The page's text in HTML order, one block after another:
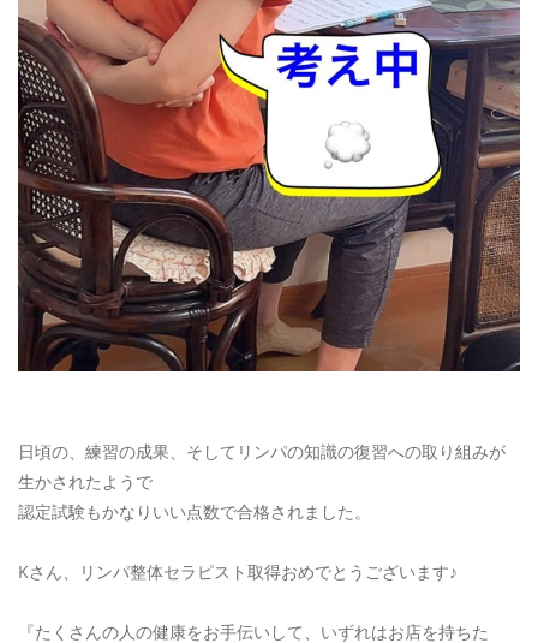
日頃の、練習の成果、そしてリンパの知識の復習への取り組みが
生かされたようで
認定試験もかなりいい点数で合格されました。
Kさん、リンパ整体セラピスト取得おめでとうございます♪
『たくさんの人の健康をお手伝いして、いずれはお店を持ちた